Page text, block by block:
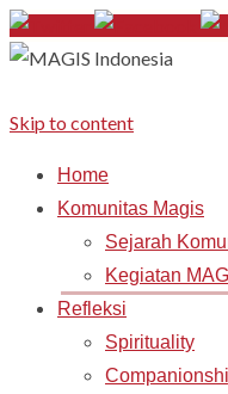
Skip to content
Home
Komunitas Magis
Sejarah
Kegiatan
Refleksi
Spirituality